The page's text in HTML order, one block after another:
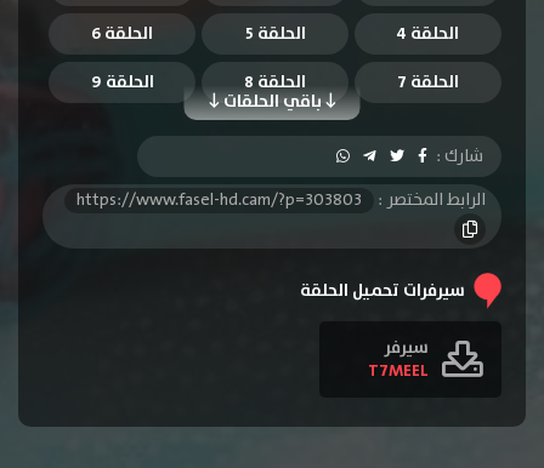
الحلقة 4
الحلقة 5 الحلقة 6
باقي الحلقات
الحلقة 7 الحلقة 8
الحلقة 9
الحلقة 13
الحلقة 15
الحلقة 25
الحلقة 28
الحلقة 29
الحلقة 30
شارك :
الرابط المختصر :
https://www.fasel-hd.cam/?p=303803
سيرفرات تحميل الحلقة
سيرفر
T7MEEL